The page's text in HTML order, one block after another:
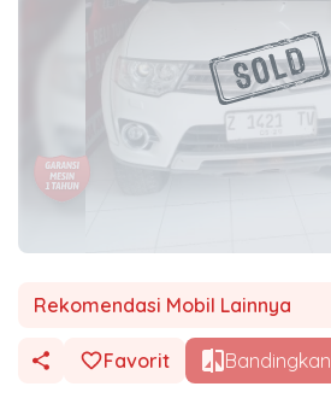
Rekomendasi Mobil Lainnya
Favorit Bandingkan